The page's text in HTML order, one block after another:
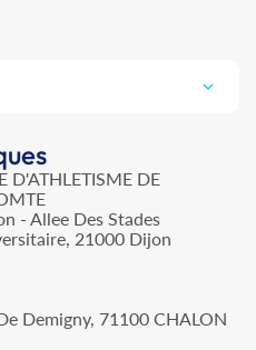
D'ATHLETISME DE
- Allee Des Stades
21000 Dijon
Demigny, 71100 CHALON